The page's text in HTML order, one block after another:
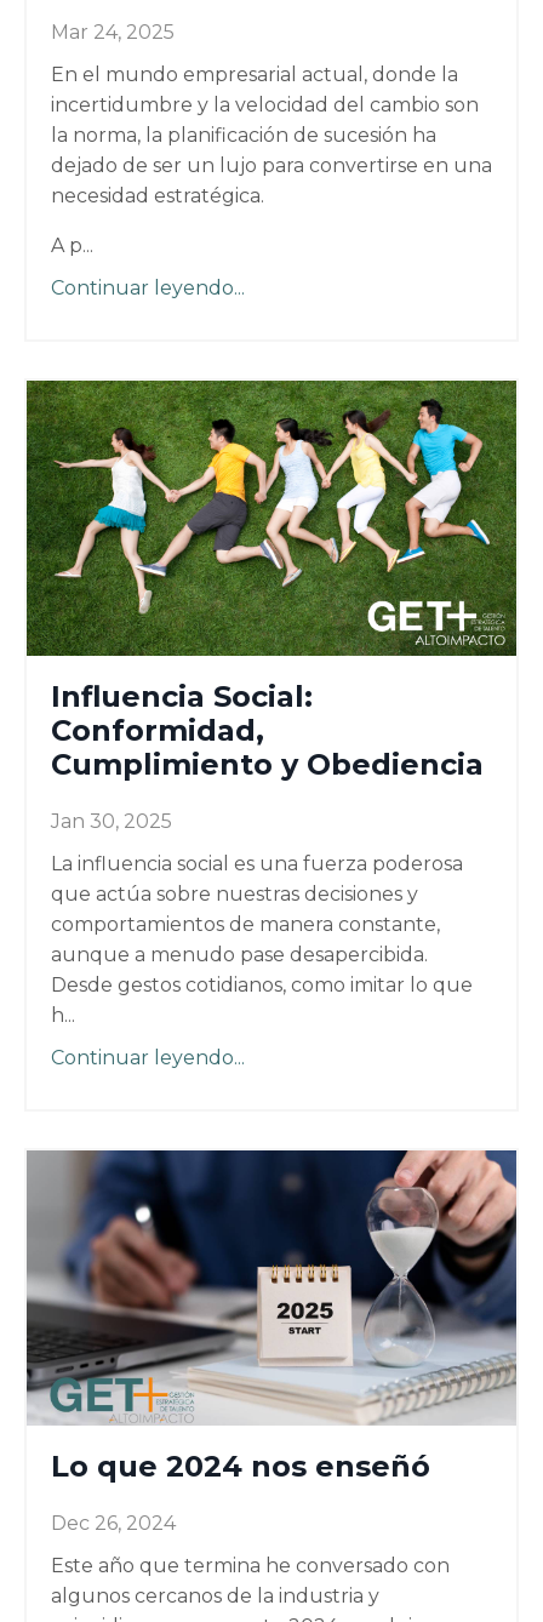
Mar 24, 2025
En el mundo empresarial actual, donde la
incertidumbre y la velocidad del cambio son
la norma, la planificación de sucesión ha
dejado de ser un lujo para convertirse en una
necesidad estratégica.
A p...
Continuar leyendo...
Influencia Social:
Conformidad,
Cumplimiento y Obediencia
Jan 30, 2025
La influencia social es una fuerza poderosa
que actúa sobre nuestras decisiones y
comportamientos de manera constante,
aunque a menudo pase desapercibida.
Desde gestos cotidianos, como imitar lo que
h...
Continuar leyendo...
Lo que 2024 nos enseñó
Dec 26, 2024
Este año que termina he conversado con
algunos cercanos de la industria y